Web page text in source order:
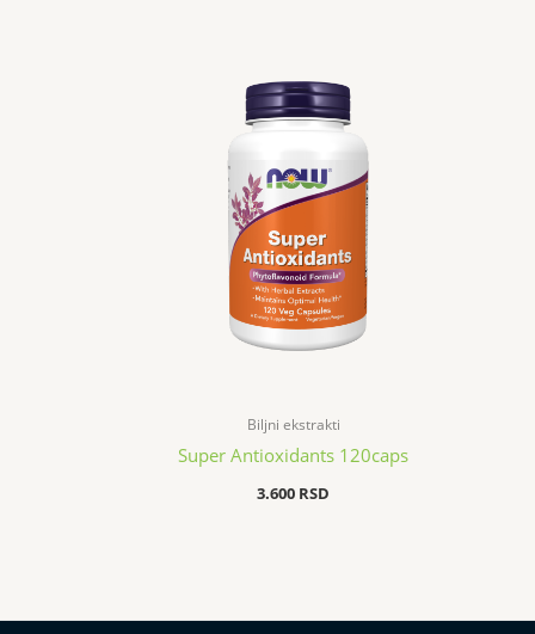
Biljni ekstrakti
Super Antioxidants 120caps
3.600 RSD